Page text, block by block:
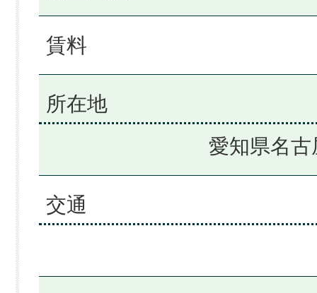
賃料
所在地
愛知県名
交通